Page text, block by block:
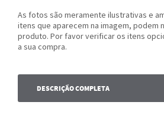
As fotos são meramente ilustrativas e
itens que aparecem na imagem, podem
produto. Por favor verificar os itens
a sua compra.
DESCRIÇÃO COMPLETA